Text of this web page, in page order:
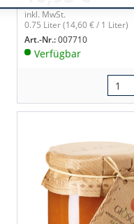
inkl. MwSt.
0.75 Liter(14,60 € / 1 Liter)
Art.-Nr.:007710
Verfügbar